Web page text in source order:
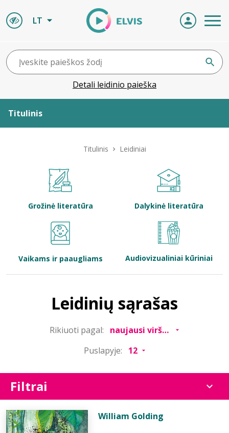
LT
Detali leidinio paieška
Titulinis
Bibliotekoms
Titulinis Leidiniai
Grožinė literatūra Dalykinė literatūra
Vaikams ir paaugliams Audiovizualiniai kūriniai
Leidinių sąrašas
Rikiuoti pagal:
Puslapyje:
Filtrai
William Golding